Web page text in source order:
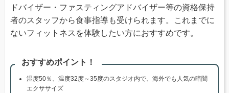
ドバイザー・ファスティングアドバイザー等の資格保持
者のスタッフから食事指導も受けられます。これまでに
ないフィットネスを体験したい方におすすめです。
おすすめポイント！
湿度50％、温度32度～35度のスタジオ内で、海外でも人気の暗闇
エクササイズ